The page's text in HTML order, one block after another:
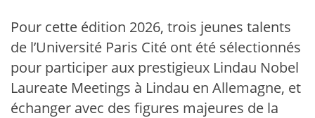
Pour cette édition 2026, trois jeunes talents
de l’Université Paris Cité ont été sélectionnés
pour participer aux prestigieux Lindau Nobel
Laureate Meetings à Lindau en Allemagne, et
échanger avec des figures majeures de la